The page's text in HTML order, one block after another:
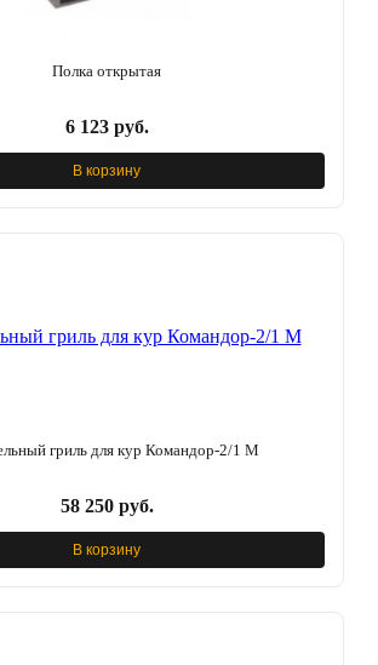
Полка открытая
6 123 руб.
В корзину
гриль для кур Командор-2/1 М
58 250 руб.
В корзину